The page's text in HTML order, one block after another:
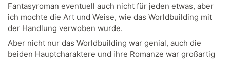
Fantasyroman eventuell auch nicht für jeden etwas, aber
ich mochte die Art und Weise, wie das Worldbuilding mit
der Handlung verwoben wurde.
Aber nicht nur das Worldbuilding war genial, auch die
beiden Hauptcharaktere und ihre Romanze war großartig